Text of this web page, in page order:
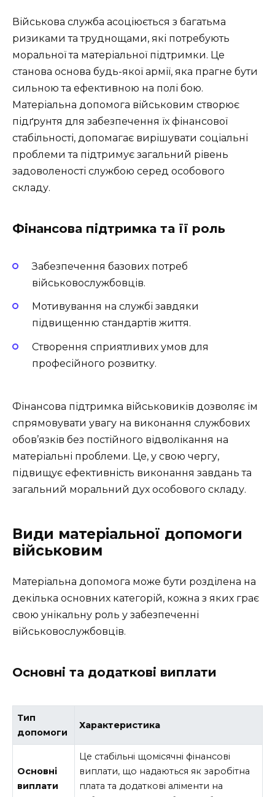
Військова служба асоціюється з багатьма
ризиками та труднощами, які потребують
моральної та матеріальної підтримки. Це
станова основа будь-якої армії, яка прагне бути
сильною та ефективною на полі бою.
Матеріальна допомога військовим створює
підґрунтя для забезпечення їх фінансової
стабільності, допомагає вирішувати соціальні
проблеми та підтримує загальний рівень
задоволеності службою серед особового
складу.
Фінансова підтримка та її роль
Забезпечення базових потреб
військовослужбовців.
Мотивування на службі завдяки
підвищенню стандартів життя.
Створення сприятливих умов для
професійного розвитку.
Фінансова підтримка військовиків дозволяє їм
спрямовувати увагу на виконання службових
обов’язків без постійного відволікання на
матеріальні проблеми. Це, у свою чергу,
підвищує ефективність виконання завдань та
загальний моральний дух особового складу.
Види матеріальної допомоги
військовим
Матеріальна допомога може бути розділена на
декілька основних категорій, кожна з яких грає
свою унікальну роль у забезпеченні
військовослужбовців.
Основні та додаткові виплати
Тип
допомоги
Характеристика
Основні
виплати
Це стабільні щомісячні фінансові
виплати, що надаються як заробітна
плата та додаткові аліменти на